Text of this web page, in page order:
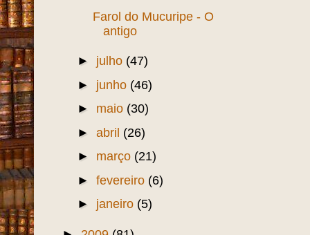
Farol do Mucuripe - O
antigo
► julho (47)
► junho (46)
► maio (30)
► abril (26)
► março (21)
► fevereiro (6)
► janeiro (5)